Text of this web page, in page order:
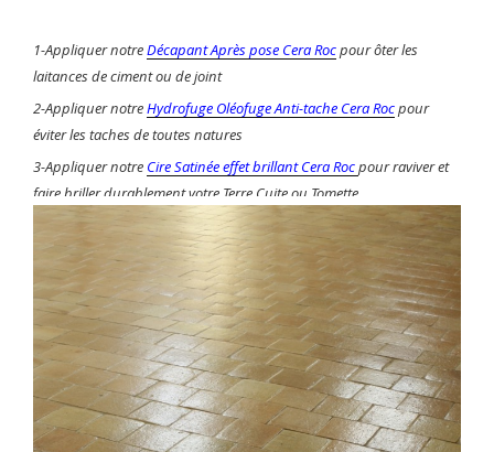
1-Appliquer notreDécapant Après pose Cera Rocpour ôter les
laitances de ciment ou de joint
2-Appliquer notreHydrofuge Oléofuge Anti-tache Cera Rocpour
éviter les taches de toutes natures
3-Appliquer notre Cire Satinée effet brillant Cera Rocpour raviver et
faire briller durablement votre Terre Cuite ou Tomette